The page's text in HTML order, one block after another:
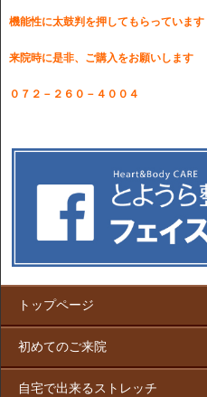
機能性に太鼓判を押してもらっています
来院時に是非、ご購入をお願いします
０７２－２６０－４００４
トップページ
初めてのご来院
自宅で出来るストレッチ